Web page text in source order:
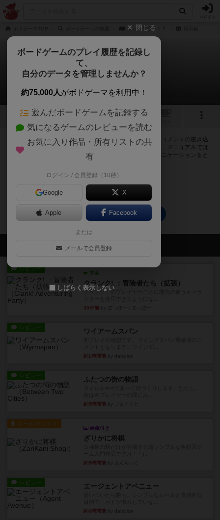
ワット？ワット？
ワット？ワット？
0件の掲示板
1
ログインするとワット？ワット？に関する掲示板の作成やコメントの書き込
みが出来るようになります。ルールの疑問やエラッタ情報、マニュアルでは
判断し辛い曖昧な表記等について会員同士で自由にコミュニケーションをと
ログイン/無料会員登録
ワット？ワット？のトップに戻る
会員の新しい投稿
レビュー
充実
クランク! ：冒険者たち（拡張）
クランク！のプレイヤーごとに能力の違うキャラ
30分前
レビュー ワイアームスパン
約1時間前
レビュー ふたつの街の物語
約5時間前
ルール/インスト
画像付き
ざりかに将棋
約5時間前
レビュー エージェントアベニュー
約6時間前
閉じる
ボードゲームのプレイ履歴を記録し
て、
自分のデータを管理しませんか？
約75,000人がボドゲーマを利用中！
遊んだボードゲームを記録する
気になるゲームのレビューを読む
お気に入り作品・所有リストの共
有
ログイン / 会員登録（10秒）
Google X
Apple Facebook
または
メールで会員登録
しばらく表示しない